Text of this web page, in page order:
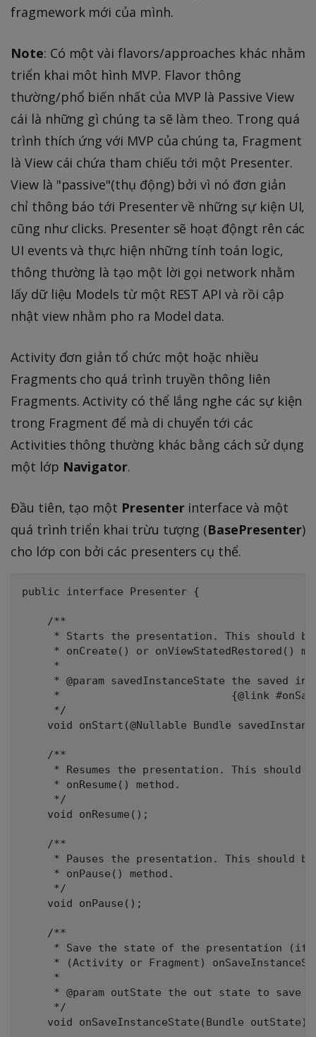
fragmework mới của mình.
Note: Có một vài flavors/approaches khác nhằm
triển khai môt hình MVP. Flavor thông
thường/phổ biến nhất của MVP là Passive View
cái là những gì chúng ta sẽ làm theo. Trong quá
trình thích ứng với MVP của chúng ta, Fragment
là View cái chứa tham chiếu tới một Presenter.
View là "passive"(thụ động) bởi vì nó đơn giản
chỉ thông báo tới Presenter về những sự kiện UI,
cũng như clicks. Presenter sẽ hoạt độngt rên các
UI events và thực hiện những tính toán logic,
thông thường là tạo một lời gọi network nhằm
lấy dữ liệu Models từ một REST API và rồi cập
nhật view nhằm pho ra Model data.
Activity đơn giản tổ chức một hoặc nhiều
Fragments cho quá trình truyền thông liên
Fragments. Activity có thể lắng nghe các sự kiện
trong Fragment để mà di chuyển tới các
Activities thông thường khác bằng cách sử dụng
một lớp Navigator.
Đầu tiên, tạo một Presenterinterface và một
quá trình triển khai trừu tượng (BasePresenter)
cho lớp con bởi các presenters cụ thể.
public interface Presenter {
    /**
* Starts the presentation. This should
* onCreate() or onViewStatedRestored()
     *
* @param savedInstanceState the saved
*                           {@link
     */
void onStart(@Nullable Bundle
    /**
* Resumes the presentation. This should
     * onResume() method.
     */
    void onResume();
    /**
* Pauses the presentation. This should
     * onPause() method.
     */
    void onPause();
    /**
* Save the state of the presentation
* (Activity or Fragment)
     *
* @param outState the out state to save
     */
    void onSaveInstanceState(Bundle outState);